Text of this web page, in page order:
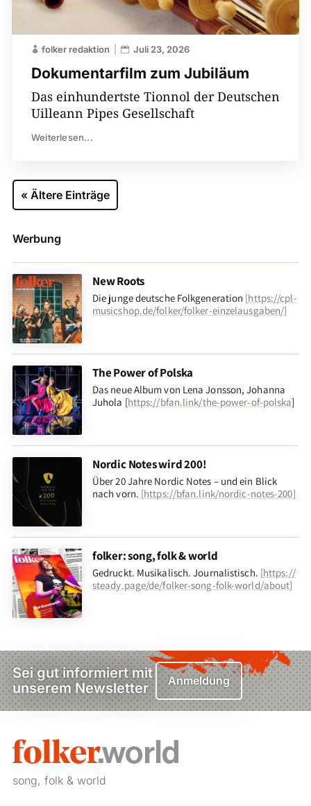
Dokumentarfilm zum Jubiläum
folker redaktion Juli 23, 2026
Das einhundertste Tionnol der Deutschen
Uilleann Pipes Gesellschaft
Weiterlesen...
« Ältere Einträge
Werbung
New Roots
Die junge deutsche Folkgeneration [https://cpl-
musicshop.de/folker/folker-einzelausgaben/]
The Power of Polska
Das neue Album von Lena Jonsson, Johanna
Juhola [https://bfan.link/the-power-of-polska]
Nordic Notes wird 200!
Über 20 Jahre Nordic Notes – und ein Blick
nach vorn. [https://bfan.link/nordic-notes-200]
folker: song, folk & world
Gedruckt. Musikalisch. Journalistisch. [https://
steady.page/de/folker-song-folk-world/about]
Sei gut informiert mit
unserem Newsletter
Anmeldung
song, folk & world